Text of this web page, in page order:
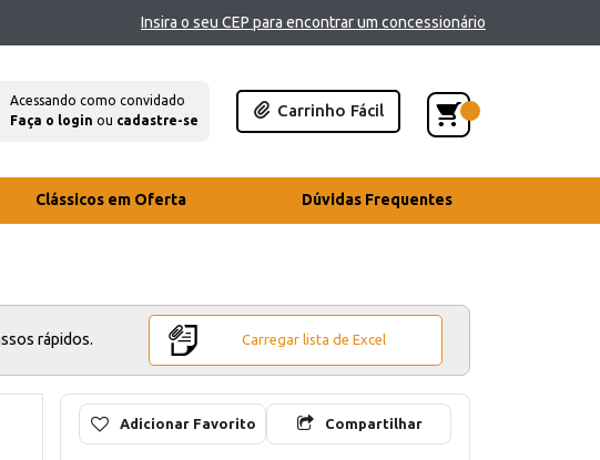
Insira o seu CEP para encontrar um concessionário
Acessando como convidado
Faça o login ou cadastre-se
Carrinho Fácil
Clássicos em Oferta Dúvidas Frequentes
rápidos. Carregar lista de Excel
Adicionar Favorito Compartilhar